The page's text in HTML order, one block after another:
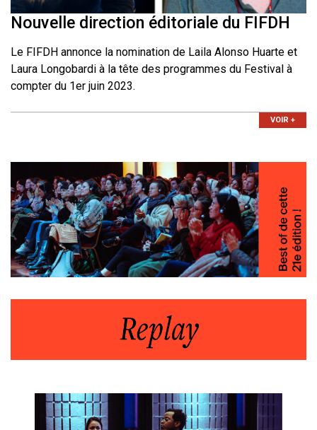
Nouvelle direction éditoriale du FIFDH
Le FIFDH annonce la nomination de Laila Alonso Huarte et
Laura Longobardi à la tête des programmes du Festival à
compter du 1er juin 2023.
VOIR +